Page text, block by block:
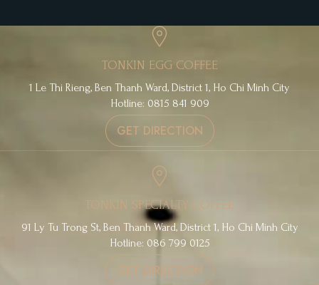
TONKIN EGG COFFEE
1 Le Thi Rieng, Ben Thanh Ward, District 1, Ho Chi Minh City
Hotline: 0815 841 909
GET DIRECTION
TONKIN SPECIALTY COFFEE
91 Ly Tu Trong St, Ben Thanh Ward, District 1, Ho Chi Minh City
Hotline: 086 799 0125
GET DIRECTION